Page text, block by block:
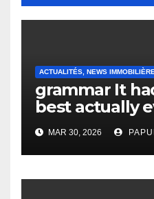
ACTUALITÉS, NEWS
grammar It
best actually
to it’s the top
English
Heap Change
MAR 30, 2026